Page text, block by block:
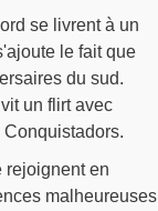
se livrent à un
le fait que
du sud.
un flirt avec
rejoignent en
malheureuses